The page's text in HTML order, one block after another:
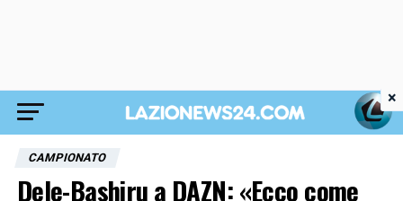
CAMPIONATO
Dele-Bashiru a DAZN: «Ecco come
×